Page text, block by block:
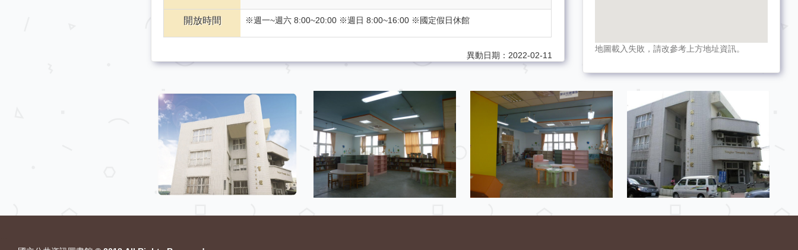
開放時間 ※週一~週六 8:00~20:00 ※週日 8:00~16:00 ※國定假日休館
異動日期：2022-02-11
地圖載入失敗，請改參考上方地址資訊。